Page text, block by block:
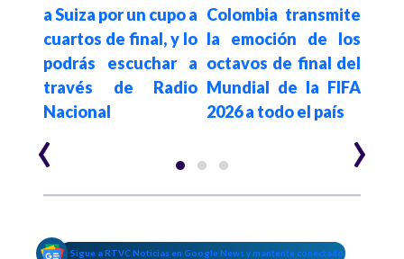
a Suiza por un cupo a
cuartos de final, y lo
podrás escuchar a
través de Radio
Nacional
Colombia transmite
la emoción de los
octavos de final del
Mundial de la FIFA
2026 a todo el país
‹ ›
Sigue a RTVC Noticias en Google News y mantente conectado